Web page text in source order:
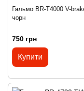
Гальмо BR-T4000 V-
чорн
750 грн
Купити